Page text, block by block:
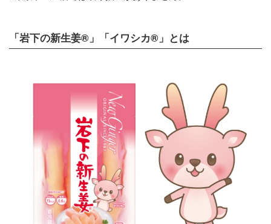
「岩下の新生姜®」「イワシカ®」とは